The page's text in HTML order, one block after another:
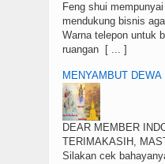
Feng shui
mendukung bisnis
Warna telepon untuk
ruangan [ ... ]
MENYAMBUT
DEAR MEMBER
TERIMAKASIH,
Silakan cek